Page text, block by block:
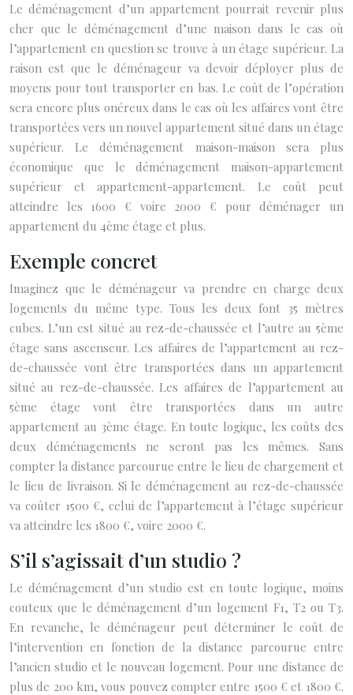
Le déménagement d’un appartement pourrait revenir plus
cher que le déménagement d’une maison dans le cas où
l’appartement en question se trouve à un étage supérieur. La
raison est que le déménageur va devoir déployer plus de
moyens pour tout transporter en bas. Le coût de l’opération
sera encore plus onéreux dans le cas où les affaires vont être
transportées vers un nouvel appartement situé dans un étage
supérieur. Le déménagement maison-maison sera plus
économique que le déménagement maison-appartement
supérieur et appartement-appartement. Le coût peut
atteindre les 1600 € voire 2000 € pour déménager un
appartement du 4ème étage et plus.
Exemple concret
Imaginez que le déménageur va prendre en charge deux
logements du même type. Tous les deux font 35 mètres
cubes. L’un est situé au rez-de-chaussée et l’autre au 5ème
étage sans ascenseur. Les affaires de l’appartement au rez-
de-chaussée vont être transportées dans un appartement
situé au rez-de-chaussée. Les affaires de l’appartement au
5ème étage vont être transportées dans un autre
appartement au 3ème étage. En toute logique, les coûts des
deux déménagements ne seront pas les mêmes. Sans
compter la distance parcourue entre le lieu de chargement et
le lieu de livraison. Si le déménagement au rez-de-chaussée
va coûter 1500 €, celui de l’appartement à l’étage supérieur
va atteindre les 1800 €, voire 2000 €.
S’il s’agissait d’un studio ?
Le déménagement d’un studio est en toute logique, moins
couteux que le déménagement d’un logement F1, T2 ou T3.
En revanche, le déménageur peut déterminer le coût de
l’intervention en fonction de la distance parcourue entre
l’ancien studio et le nouveau logement. Pour une distance de
plus de 200 km, vous pouvez compter entre 1500 € et 1800 €.